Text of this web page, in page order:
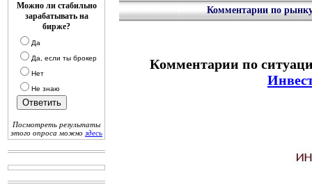
Можно ли стабильно
зарабатывать на
бирже?
Да
Да, если ты брокер
Нет
Не знаю
Посмотреть результаты
этого опроса можно здесь
Комментарии по
Комментарии по